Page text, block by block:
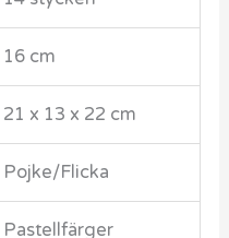
16 cm
21 x 13 x 22 cm
Pojke/Flicka
Pastellfärger